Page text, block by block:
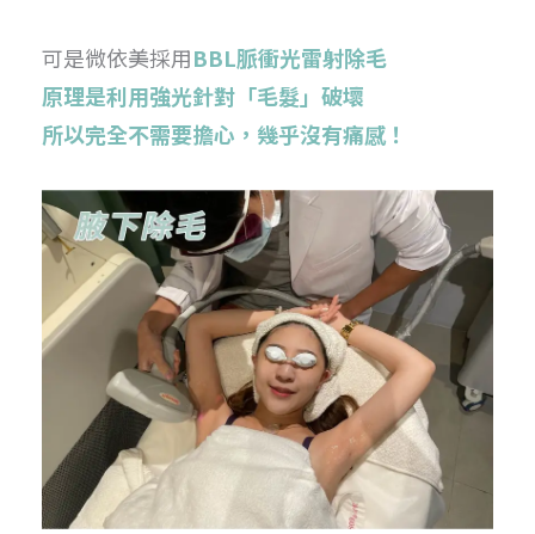
可是微依美採用BBL脈衝光雷射除毛
原理是利用強光針對「毛髮」破壞
所以完全不需要擔心，幾乎沒有痛感！